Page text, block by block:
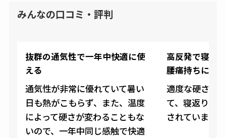
みんなの口コミ・評判
抜群の通気性で一年中快適に使
える
通気性が非常に優れていて暑い
日も熱がこもらず、また、温度
によって硬さが変わることもな
いので、一年中同じ感触で快適
高反発で寝返
腰痛持ちには
適度な硬さで
て、寝返りが
されています。